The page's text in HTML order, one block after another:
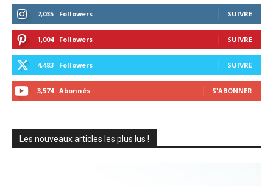
7,035 Followers SUIVRE
1,004 Followers SUIVRE
4,483 Followers SUIVRE
3,574 Abonnés S'ABONNER
Les nouveaux articles les plus lus !